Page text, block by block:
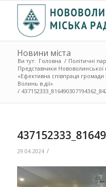
Новини міста
Ви тут: Головна / Політичні
Представники
«Ефективна співпраця громади
Волинь в дії»
/
29.04.2024 /